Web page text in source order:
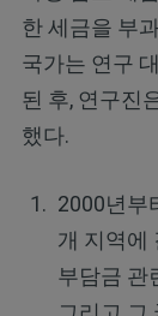
한 세금을 부
국가는 연구
된 후, 연구진
했다.
2000년부
개 지역에
부담금 관